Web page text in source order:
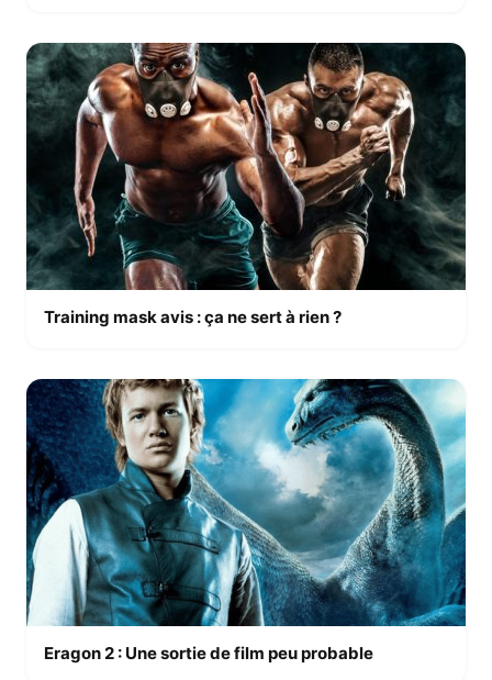
Training mask avis : ça ne sert à rien ?
Eragon 2 : Une sortie de film peu probable